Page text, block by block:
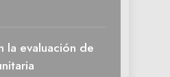
la evaluación de